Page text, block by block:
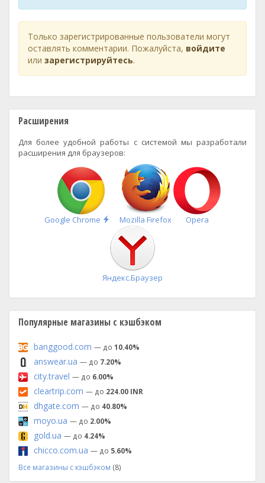
Только зарегистрированные пользователи могут
оставлять комментарии. Пожалуйста, войдите
или зарегистрируйтесь.
Расширения
Для более удобной работы с системой мы разработали
расширения для браузеров:
Google Chrome
Быстрая
установка
Mozilla Firefox Opera
Яндекс.Браузер
Популярные магазины с кэшбэком
banggood.com — до 10.40%
answear.ua — до 7.20%
city.travel — до 6.00%
cleartrip.com — до 224.00 INR
dhgate.com — до 40.80%
moyo.ua — до 2.00%
gold.ua — до 4.24%
chicco.com.ua — до 5.60%
Все магазины с кэшбэком (8)